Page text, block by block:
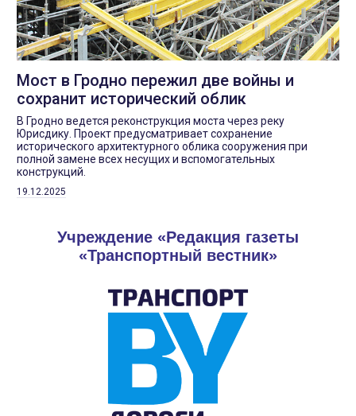
Мост в Гродно пережил две войны и
сохранит исторический облик
В Гродно ведется реконструкция моста через реку
Юрисдику. Проект предусматривает сохранение
исторического архитектурного облика сооружения при
полной замене всех несущих и вспомогательных
конструкций.
19.12.2025
Учреждение «Редакция газеты
«Транспортный вестник»